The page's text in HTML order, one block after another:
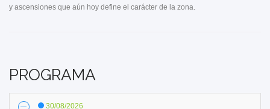
y ascensiones que aún hoy define el carácter de la zona.
PROGRAMA
30/08/2026